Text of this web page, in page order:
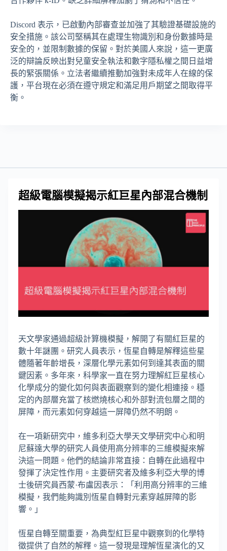
Discord 表示，已啟動內部審查並加強了其驗證基礎設施的
安全措施。該公司堅稱其在處理生物識別和身份數據時是
安全的，並限制數據的保留。對於美國人來說，這一更廣
泛的辯論反映出對兒童安全執法和數字隱私權之間日益增
長的緊張關係。立法者繼續推動加強對未成年人在線的保
護，平台現在必須在遵守規定和滿足用戶期望之間取得平
衡。
超級電腦模擬揭示紅巨星內部混合機制
天文學家通過超級計算機模擬，解開了有關紅巨星的
數十年謎團。研究人員表示，恆星自轉是解釋這些星
體隨著年齡增長，深層化學元素如何到達其表面的關
鍵因素。多年來，科學家一直在努力理解紅巨星核心
化學成分的變化如何與表面觀察到的變化相連接。穩
定的內部層充當了核燃燒核心和外部對流包層之間的
屏障，而元素如何穿越這一屏障仍然不明朗。
在一項新研究中，維多利亞大學天文學研究中心和明
尼蘇達大學的研究人員使用高分辨率的三維模擬來解
決這一問題。他們的結論非常直接：自轉在此過程中
發揮了決定性作用。主要研究者及維多利亞大學的博
士後研究員西蒙·布盧因表示：「利用高分辨率的三維
模擬，我們能夠識別恆星自轉對元素穿越屏障的影
響。」
恆星自轉至關重要，為典型紅巨星中觀察到的化學特
徵提供了自然的解釋。這一發現是理解恆星演化的又